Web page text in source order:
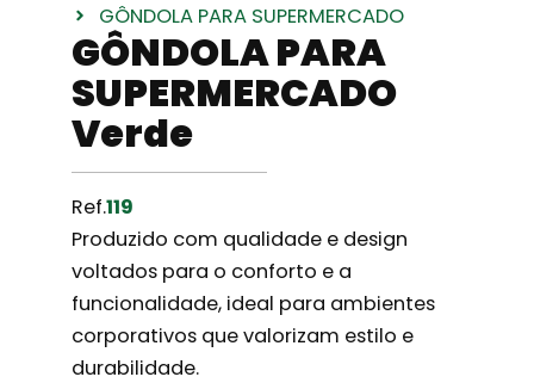
GÔNDOLA PARA SUPERMERCADO
GÔNDOLA PARA
SUPERMERCADO
Verde
Ref.119
Produzido com qualidade e design
voltados para o conforto e a
funcionalidade, ideal para ambientes
corporativos que valorizam estilo e
durabilidade.